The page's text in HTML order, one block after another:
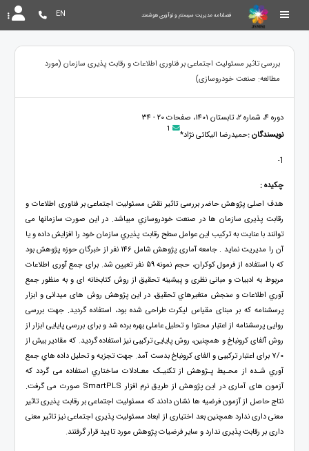
فصلنامه مدیریت سیستم و نوآوری هوشمند EN
بررسی تاثیر مسئولیت اجتماعی بر فناوری اطلاعات و رقابت پذیری سازمان (مورد
مطالعه: صنعت خودروسازی)
دوره 4، شماره 2، تابستان 1401، صفحات 20 - 34
نویسندگان :حمیدرضا الیکائی نژاد* 1
1
-
چکیده :
هدف اصلی پژوهش حاضر بررسی تاثیر نقش مسئولیت اجتماعی بر فناوری اطلاعات و
رقابت پذیری سازمان ها در صنعت خودروسازي میباشد. در این صورت سازمانها می
توانند با عنایت به ترکیب این عوامل سطح رقابت پذیري سازمان خود را افزایش داده و یا
آن را مدیریت نماید . جامعه آماری پژوهش شامل 146 نفر از خبرگان حوزه پژوهش بود
که با استفاده از فرمول کوکران، حجم نمونه 59 نفر تعیین شد. برای جمع آوری اطلاعات
مربوط به ادبیات و مبانی نظری و پیشینه تحقیق از روش كتابخانه ای و به منظور جمع
آوري اطلاعات و سنجش متغیرهاي تحقیق، در این پژوهش روش های میدانی و ابزار
پرسشنامه که بر مبنای مقیاس لیکرت طراحی شده بود، استفاده گردید. جهت بررسی
روایی پرسشنامه از اعتبار محتوا و تحلیل عاملی بهره برده شد و برای بررسی پایایی ابزار از
روش آلفای کرونباخ و همچنین، روش پایایی ترکیبی نیز استفاده گردید. که مقادیر بیش از
7/0 برای اعتبار ترکیبی و الفای کرونباخ بدست آمد. جهت ﺗﺠﺰﯾﻪ و ﺗﺤﻠﯿﻞ داده ﻫﺎي ﺟﻤﻊ
آوري ﺷـﺪه از ﻣﺤـﯿﻂ ﭘـﮋوﻫﺶ از ﺗﮑﻨﯿـﮏ ﻣﻌـﺎدﻻت ﺳﺎﺧﺘﺎري اﺳﺘﻔﺎده ﻣﯽ ﮔﺮدد که
آزمون های آماری در این پژوهش از طریق نرم افزار SmartPLS صورت می گرفت.
نتاج حاصل از آزمون فرضیه ها نشان دادند که مسئولیت اجتماعی بر رقابت پذیری تاثیر
معنی داری ندارد همچنین بعد اختیاری از ابعاد مسئولیت پذیری اجتماعی نیز تاثیر معنی
داری بر رقابت پذیری ندارد و سایر فرضیات پژوهش مورد تایید قرار گرفتند.